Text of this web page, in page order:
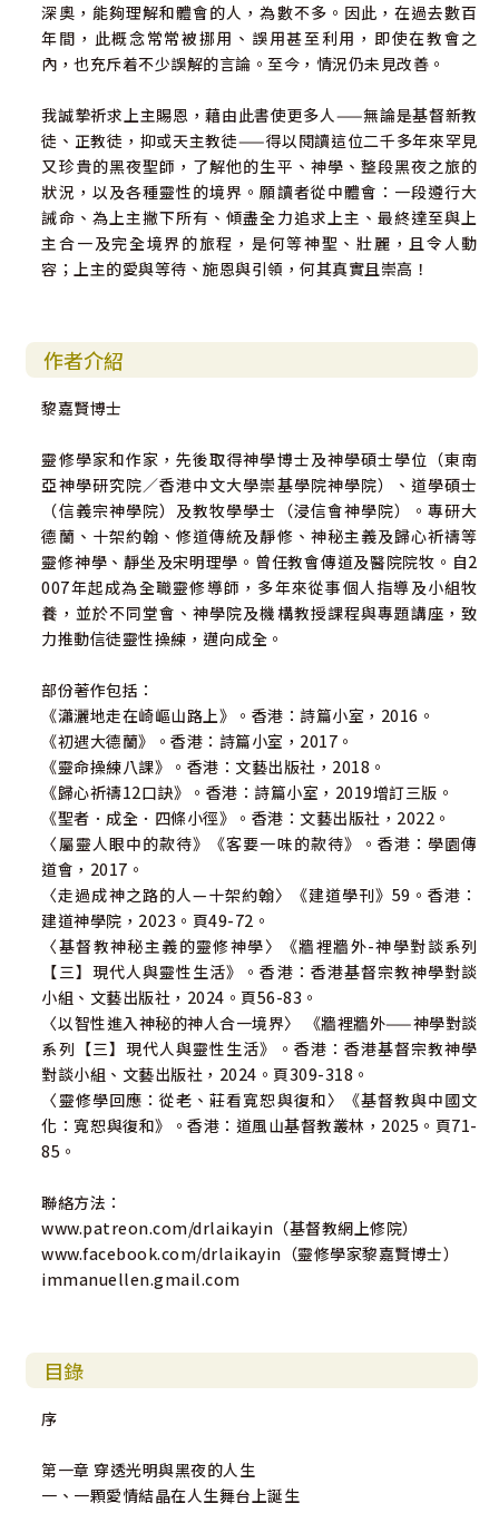
深奧，能夠理解和體會的人，為數不多。因此，在過去數百
年間，此概念常常被挪用、誤用甚至利用，即使在教會之
內，也充斥着不少誤解的言論。至今，情況仍未見改善。
我誠摯祈求上主賜恩，藉由此書使更多人——無論是基督新教
徒、正教徒，抑或天主教徒——得以閱讀這位二千多年來罕見
又珍貴的黑夜聖師，了解他的生平、神學、整段黑夜之旅的
狀況，以及各種靈性的境界。願讀者從中體會：一段遵行大
誡命、為上主撇下所有、傾盡全力追求上主、最終達至與上
主合一及完全境界的旅程，是何等神聖、壯麗，且令人動
容；上主的愛與等待、施恩與引領，何其真實且崇高！
作者介紹
黎嘉賢博士
靈修學家和作家，先後取得神學博士及神學碩士學位（東南
亞神學研究院／香港中文大學崇基學院神學院）、道學碩士
（信義宗神學院）及教牧學學士（浸信會神學院）。專研大
德蘭、十架約翰、修道傳統及靜修、神秘主義及歸心祈禱等
靈修神學、靜坐及宋明理學。曾任教會傳道及醫院院牧。自2
007年起成為全職靈修導師，多年來從事個人指導及小組牧
養，並於不同堂會、神學院及機構教授課程與專題講座，致
力推動信徒靈性操練，邁向成全。
部份著作包括：
《瀟灑地走在崎嶇山路上》。香港：詩篇小室，2016。
《初遇大德蘭》。香港：詩篇小室，2017。
《靈命操練八課》。香港：文藝出版社，2018。
《歸心祈禱12口訣》。香港：詩篇小室，2019增訂三版。
《聖者．成全．四條小徑》。香港：文藝出版社，2022。
〈屬靈人眼中的款待》《客要一味的款待》。香港：學園傳
道會，2017。
〈走過成神之路的人—十架約翰〉《建道學刊》59。香港：
建道神學院，2023。頁49-72。
〈基督教神秘主義的靈修神學〉《牆裡牆外-神學對談系列
【三】現代人與靈性生活》。香港：香港基督宗教神學對談
小組、文藝出版社，2024。頁56-83。
〈以智性進入神秘的神人合一境界〉 《牆裡牆外——神學對談
系列【三】現代人與靈性生活》。香港：香港基督宗教神學
對談小組、文藝出版社，2024。頁309-318。
〈靈修學回應：從老、莊看寬恕與復和〉《基督教與中國文
化：寬恕與復和》。香港：道風山基督教叢林，2025。頁71-
85。
聯絡方法：
www.patreon.com/drlaikayin（基督教網上修院）
www.facebook.com/drlaikayin（靈修學家黎嘉賢博士）
immanuellen.gmail.com
目錄
序
第一章 穿透光明與黑夜的人生
一、一顆愛情結晶在人生舞台上誕生